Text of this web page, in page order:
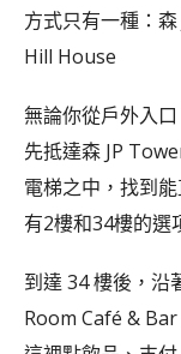
方式只有一種：
Hill House
無論你從戶外入
先抵達森 JP
電梯之中，找到
有2樓和34樓的選
到達 34 樓後，沿
Room Café &